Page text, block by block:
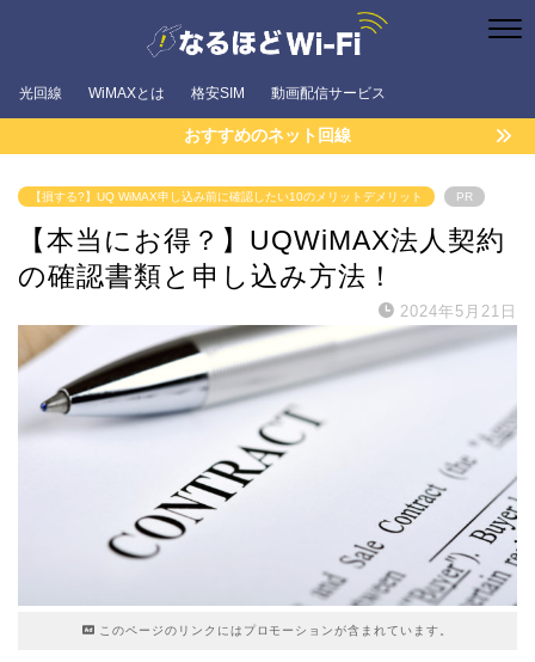
光回線 WiMAXとは 格安SIM 動画配信サービス
おすすめのネット回線
【損する?】UQ WiMAX申し込み前に確認したい10のメリットデメリット PR
【本当にお得？】UQWiMAX法人契約
の確認書類と申し込み方法！
2024年5月21日
このページのリンクにはプロモーションが含まれています。